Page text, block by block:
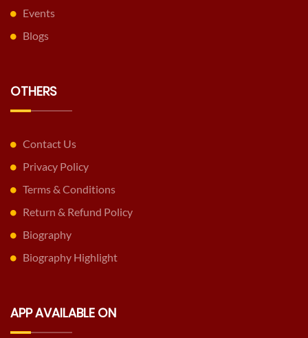
Events
Blogs
OTHERS
Contact Us
Privacy Policy
Terms & Conditions
Return & Refund Policy
Biography
Biography Highlight
APP AVAILABLE ON